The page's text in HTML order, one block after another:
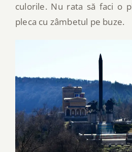
culorile. Nu rata să faci o
pleca cu zâmbetul pe buze.